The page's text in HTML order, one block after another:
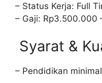
– Status Kerja: Full
– Gaji: Rp3.500.000
Syarat &
– Pendidikan